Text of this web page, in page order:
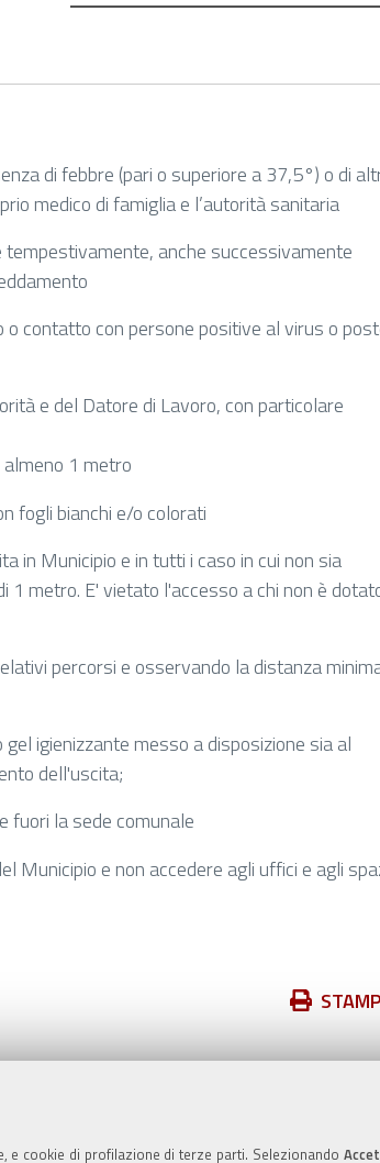
cookie di profilazione di terze parti. Selezionando
di febbre (pari o superiore a 37,5°) o di
medico di famiglia e l’autorità sanitaria
anche successivamente
o contatto con persone positive al virus o
e del Datore di Lavoro, con particolare
1 metro
fogli bianchi e/o colorati
in Municipio e in tutti i caso in cui non sia
metro. E' vietato l'accesso a chi non è
percorsi e osservando la distanza
igienizzante messo a disposizione sia al
dell'uscita;
fuori la sede comunale
Municipio e non accedere agli uffici e agli
Azioni
documento